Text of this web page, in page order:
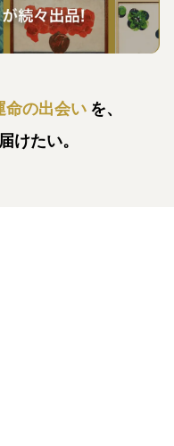
命の出会い を、
けたい。